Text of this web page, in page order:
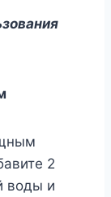
2
воды и